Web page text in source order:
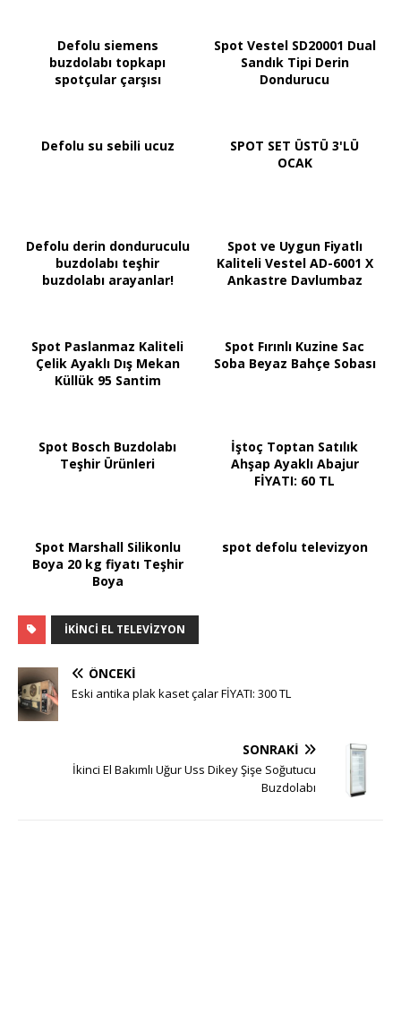
Defolu siemens
buzdolabı topkapı
spotçular çarşısı
Spot Vestel SD20001 Dual
Sandık Tipi Derin
Dondurucu
Defolu su sebili ucuz
SPOT SET ÜSTÜ 3'LÜ
OCAK
Defolu derin donduruculu
buzdolabı teşhir
buzdolabı arayanlar!
Spot ve Uygun Fiyatlı
Kaliteli Vestel AD-6001 X
Ankastre Davlumbaz
Spot Paslanmaz Kaliteli
Çelik Ayaklı Dış Mekan
Küllük 95 Santim
Spot Fırınlı Kuzine Sac
Soba Beyaz Bahçe Sobası
Spot Bosch Buzdolabı
Teşhir Ürünleri
İştoç Toptan Satılık
Ahşap Ayaklı Abajur
FİYATI: 60 TL
Spot Marshall Silikonlu
Boya 20 kg fiyatı Teşhir
Boya
spot defolu televizyon
IKINCI EL TELEVIZYON
ÖNCEKI
Eski antika plak kaset çalar FİYATI: 300 TL
SONRAKI
İkinci El Bakımlı Uğur Uss Dikey Şişe Soğutucu
Buzdolabı